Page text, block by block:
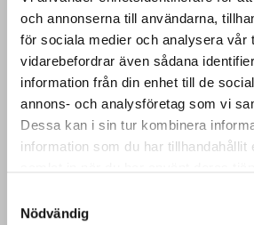
och annonserna till användarna,
för sociala medier och analysera vår
vidarebefordrar även sådana
information från din enhet till de
annons- och analysföretag som vi
Dessa kan i sin tur kombinera
information som du har tillhandahållit
Nödvändig
Förslag 2
1 tim träning med instruktör, Slå på
putta
Spel på en full längds golfbana med
scramble välj 3, 5, 6 eller 9hål)